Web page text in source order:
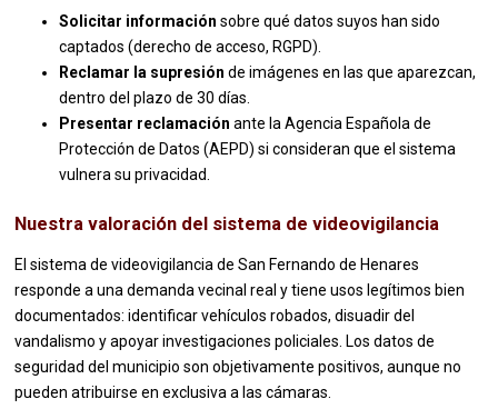
Solicitar información sobre qué datos suyos han sido
captados (derecho de acceso, RGPD).
Reclamar la supresión de imágenes en las que aparezcan,
dentro del plazo de 30 días.
Presentar reclamación ante la Agencia Española de
Protección de Datos (AEPD) si consideran que el sistema
vulnera su privacidad.
Nuestra valoración del sistema de videovigilancia
El sistema de videovigilancia de San Fernando de Henares
responde a una demanda vecinal real y tiene usos legítimos bien
documentados: identificar vehículos robados, disuadir del
vandalismo y apoyar investigaciones policiales. Los datos de
seguridad del municipio son objetivamente positivos, aunque no
pueden atribuirse en exclusiva a las cámaras.